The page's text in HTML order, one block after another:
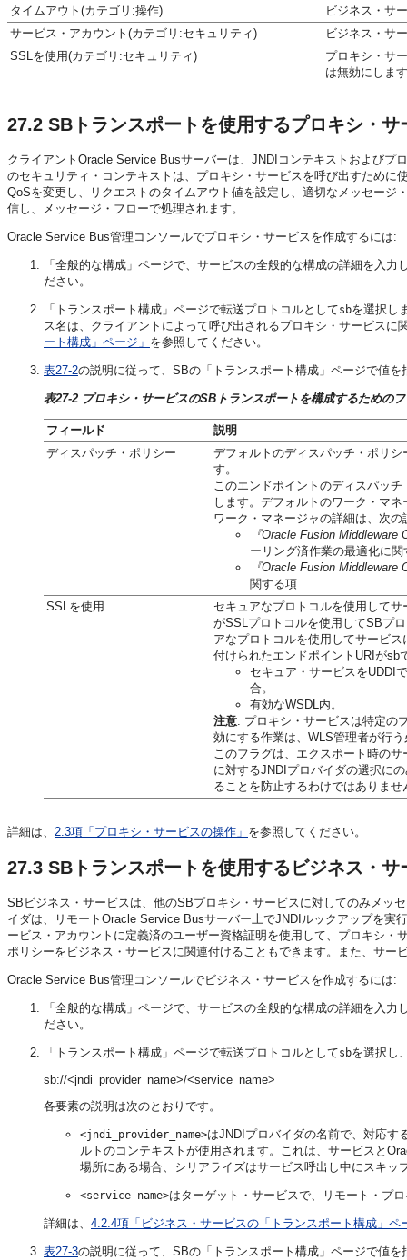
タイムアウト(カテゴリ:操作)
ビジネス・サ
サービス・アカウント(カテゴリ:セキュリティ)
ビジネス・サ
SSLを使用(カテゴリ:セキュリティ)
プロキシ・サ
は無効にしま
27.2 SBトランスポートを使用するプロキシ・サ
クライアントOracle Service Busサーバーは、JNDIコンテキストおよび
のセキュリティ・コンテキストは、プロキシ・サービスを呼び出すために
QoSを変更し、リクエストのタイムアウト値を設定し、適切なメッセー
信し、メッセージ・フローで処理されます。
Oracle Service Bus管理コンソールでプロキシ・サービスを作成するには:
「全般的な構成」ページで、サービスの全般的な構成の詳細を入力
ださい。
「トランスポート構成」ページで転送プロトコルとしてsbを選択し
ス名は、クライアントによって呼び出されるプロキシ・サービスに
ート構成」ページ」 を参照してください。
表27-2の説明に従って、SBの「トランスポート構成」ページで値を
表27-2 プロキシ・サービスのSBトランスポートを構成するための
フィールド
説明
ディスパッチ・ポリシー
デフォルトのディスパッチ・ポリ
す。
このエンドポイントのディスパッ
します。デフォルトのワーク・マ
ワーク・マネージャの詳細は、次
『Oracle Fusion
ーリング済作業の最適化に関
『Oracle Fusion
関する項
SSLを使用
セキュアなプロトコルを使用して
がSSLプロトコルを使用してSBプ
アなプロトコルを使用してサービ
付けられたエンドポイントURIがsb
セキュア・サービスをUDDI
合。
有効なWSDL内。
注意: プロキシ・サービスは特定の
効にする作業は、WLS管理者が行
このフラグは、エクスポート時の
に対するJNDIプロバイダの選択に
ることを防止するわけではありませ
詳細は、 2.3項「プロキシ・サービスの操作」 を参照してください。
27.3 SBトランスポートを使用するビジネス・サ
SBビジネス・サービスは、他のSBプロキシ・サービスに対してのみメッ
イダは、リモートOracle Service Busサーバー上でJNDIルックアップを
ービス・アカウントに定義済のユーザー資格証明を使用して、プロキシ
ポリシーをビジネス・サービスに関連付けることもできます。また、サ
Oracle Service Bus管理コンソールでビジネス・サービスを作成するには:
「全般的な構成」ページで、サービスの全般的な構成の詳細を入力
ださい。
「トランスポート構成」ページで転送プロトコルとしてsbを選択し
sb://<jndi_provider_name>/<service_name>
各要素の説明は次のとおりです。
<jndi_provider_name>はJNDIプロバイダの名前で、対応す
ルトのコンテキストが使用されます。これは、サービスと
場所にある場合、シリアライズはサービス呼出し中にスキッ
<service name>はターゲット・サービスで、リモート・プ
詳細は、 4.2.4項「ビジネス・サービスの「トランスポート構成」ペ
表27-3の説明に従って、SBの「トランスポート構成」ページで値を